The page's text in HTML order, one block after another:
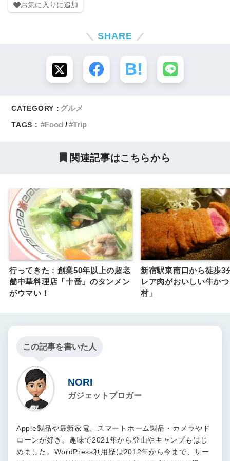
お気に入りに追加
SHARE
CATEGORY : グルメ
TAGS : Food Trip
関連記事はこちらから
行ってきた : 創業50年以上の超老
舗中華料理店「十番」のタンメン
がウマい！
新宿駅東南口から徒歩3
レア肉がおいしい牛か
村」
この記事を書いた人
NORI
ガジェットブロガー
Apple製品や最新家電、スマートホーム製品・カメラやド
ローンが好き。趣味で2021年から登山やキャンプもはじ
めました。WordPress利用歴は2012年から今まで、サー